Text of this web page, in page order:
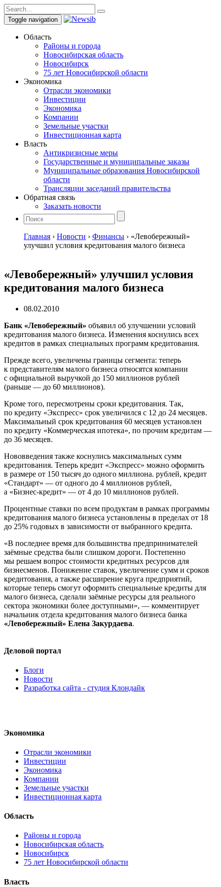
Toggle navigation
Область
Районы и города
Новосибирская область
Новосибирск
75 лет Новосибирской области
Экономика
Отрасли экономики
Инвестиции
Экономика
Компании
Земельные участки
Инвестиционная карта
Власть
Антикризисные меры
Государственные и муниципальные заказы
Муниципальные образования Новосибирской
области
Трансляции заседаний правительства
Обратная связь
Заказать новости
Главная › Новости › Финансы › «Левобережный»
улучшил условия кредитования малого бизнеса
«Левобережный» улучшил условия
кредитования малого бизнеса
08.02.2010
Банк «Левобережный» объявил об улучшении условий
кредитования малого бизнеса. Изменения коснулись всех
кредитов в рамках специальных программ кредитования.
Прежде всего, увеличены границы сегмента: теперь
к представителям малого бизнеса относятся компании
с официальной выручкой до 150 миллионов рублей
(раньше — до 60 миллионов).
Кроме того, пересмотрены сроки кредитования. Так,
по кредиту «Экспресс» срок увеличился с 12 до 24 месяцев.
Максимальный срок кредитования 60 месяцев установлен
по кредиту «Коммерческая ипотека», по прочим кредитам —
до 36 месяцев.
Нововведения также коснулись максимальных сумм
кредитования. Теперь кредит «Экспресс» можно оформить
в размере от 150 тысяч до одного миллиона. рублей, кредит
«Стандарт» — от одного до 4 миллионов рублей,
а «Бизнес-кредит» — от 4 до 10 миллионов рублей.
Процентные ставки по всем продуктам в рамках программы
кредитования малого бизнеса установлены в пределах от 18
до 25% годовых в зависимости от выбранного кредита.
«В последнее время для большинства предпринимателей
заёмные средства были слишком дороги. Постепенно
мы решаем вопрос стоимости кредитных ресурсов для
бизнесменов. Понижение ставок, увеличение сумм и сроков
кредитования, а также расширение круга предприятий,
которые теперь смогут оформить специальные кредиты для
малого бизнеса, сделали заёмные ресурсы для реального
сектора экономики более доступными», — комментирует
начальник отдела кредитования малого бизнеса банка
«Левобережный» Елена Закурдаева.
Деловой портал
Блоги
Новости
Разработка сайта - студия Клондайк
Экономика
Отрасли экономики
Инвестиции
Экономика
Компании
Земельные участки
Инвестиционная карта
Область
Районы и города
Новосибирская область
Новосибирск
75 лет Новосибирской области
Власть